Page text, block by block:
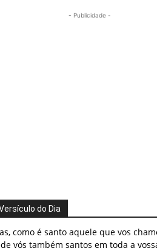
- Publicidade -
do Dia
como é santo aquele que vos
vós também santos em toda a